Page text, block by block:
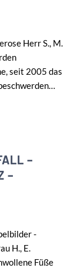
Herr S., M.
seit 2005 das
– H
F
-
H., E.
Füße